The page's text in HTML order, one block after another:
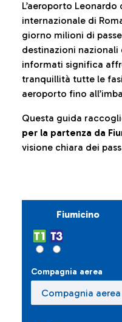
L’aeroporto
internazionale di
giorno milioni di
destinazioni
informati significa
tranquillità tutte le
aeroporto fino
Questa guida
per la partenza da
visione chiara dei
Fiumicino
Compagnia aerea